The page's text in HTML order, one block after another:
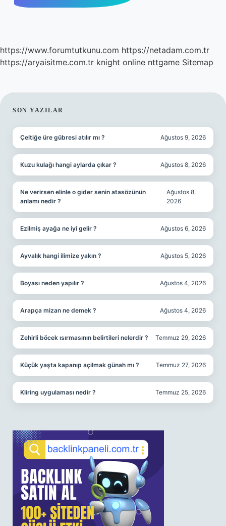
https://www.forumtutkunu.com https://netadam.com.tr
https://aryaisitme.com.tr knight online nttgame Sitemap
SIDEBAR
SON YAZILAR
Çeltiğe üre gübresi atılır mı ? Ağustos 9, 2026
Kuzu kulağı hangi aylarda çıkar ? Ağustos 8, 2026
Ne verirsen elinle o gider senin atasözünün
anlamı nedir ?
Ağustos 8,
2026
Ezilmiş ayağa ne iyi gelir ? Ağustos 6, 2026
Ayvalık hangi ilimize yakın ? Ağustos 5, 2026
Boyası neden yapılır ? Ağustos 4, 2026
Arapça mizan ne demek ? Ağustos 4, 2026
Zehirli böcek ısırmasının belirtileri nelerdir ? Temmuz 29, 2026
Küçük yaşta kapanıp açilmak günah mı ? Temmuz 27, 2026
Kliring uygulaması nedir ? Temmuz 25, 2026